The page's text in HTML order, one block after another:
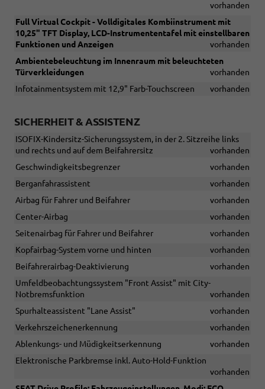
vorhanden
Full Virtual Cockpit - Volldigitales Kombiinstrument mit
10,25" TFT Display, LCD-Instrumententafel mit einstellbaren
Funktionen und Anzeigen
vorhanden
Ambientebeleuchtung im Innenraum mit beleuchteten
Türverkleidungen
vorhanden
Infotainmentsystem mit 12,9" Farb-Touchscreen
vorhanden
SICHERHEIT & ASSISTENZ
ISOFIX-Kindersitz-Sicherungssystem, in der 2. Sitzreihe links
und rechts und auf dem Beifahrersitz
vorhanden
Geschwindigkeitsbegrenzer
vorhanden
Berganfahrassistent
vorhanden
Airbag für Fahrer und Beifahrer
vorhanden
Center-Airbag
vorhanden
Seitenairbag für Fahrer und Beifahrer
vorhanden
Kopfairbag-System vorne und hinten
vorhanden
Beifahrerairbag-Deaktivierung
vorhanden
Umfeldbeobachtungssystem "Front Assist" mit City-
Notbremsfunktion
vorhanden
Spurhalteassistent "Lane Assist"
vorhanden
Verkehrszeichenerkennung
vorhanden
Ablenkungs- und Müdigkeitserkennung
vorhanden
Elektronische Parkbremse inkl. Auto-Hold-Funktion
vorhanden